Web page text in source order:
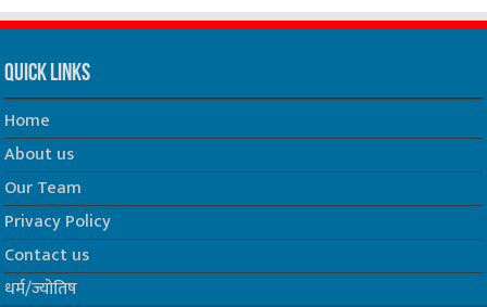
Quick Links
Home
About us
Our Team
Privacy Policy
Contact us
धर्म/ज्योतिष